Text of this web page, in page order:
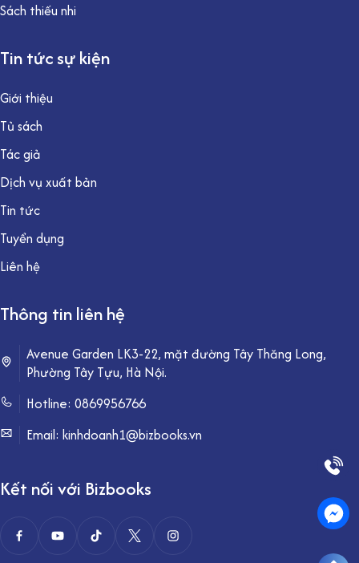
Sách thiếu nhi
Tin tức sự kiện
Giới thiệu
Tủ sách
Tác giả
Dịch vụ xuất bản
Tin tức
Tuyển dụng
Liên hệ
Thông tin liên hệ
Avenue Garden LK3-22, mặt đường Tây Thăng Long,
Phường Tây Tựu, Hà Nội.
Hotline: 0869956766
Email: kinhdoanh1@bizbooks.vn
Kết nối với Bizbooks